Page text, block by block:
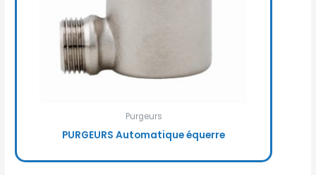
Purgeurs
PURGEURS Automatique équerre